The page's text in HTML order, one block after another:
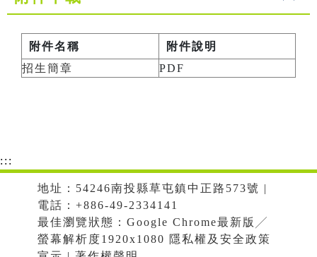
附件名稱
附件說明
招生簡章
PDF
:::
地址：54246南投縣草屯鎮中正路573號 |
電話：+886-49-2334141
最佳瀏覽狀態：Google Chrome最新版╱
螢幕解析度1920x1080 隱私權及安全政策